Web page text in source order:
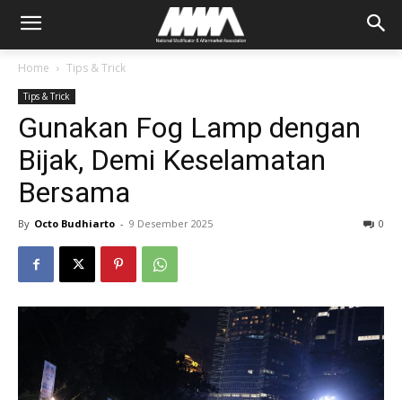
Home Tips & Trick
Tips & Trick
Gunakan Fog Lamp dengan
Bijak, Demi Keselamatan
Bersama
By Octo Budhiarto - 9 Desember 2025 0